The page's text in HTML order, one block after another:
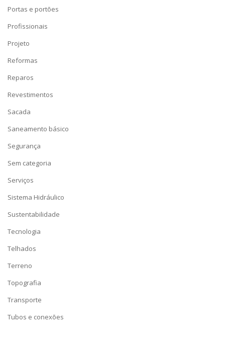
Portas e portões
Profissionais
Projeto
Reformas
Reparos
Revestimentos
Sacada
Saneamento básico
Segurança
Sem categoria
Serviços
Sistema Hidráulico
Sustentabilidade
Tecnologia
Telhados
Terreno
Topografia
Transporte
Tubos e conexões